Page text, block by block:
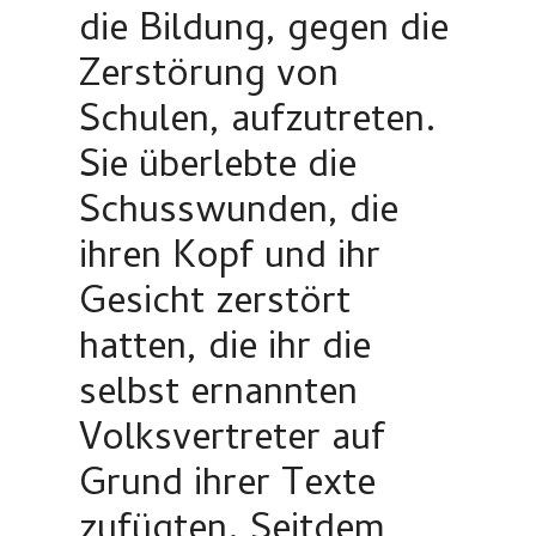
die Bildung, gegen die
Zerstörung von
Schulen, aufzutreten.
Sie überlebte die
Schusswunden, die
ihren Kopf und ihr
Gesicht zerstört
hatten, die ihr die
selbst ernannten
Volksvertreter auf
Grund ihrer Texte